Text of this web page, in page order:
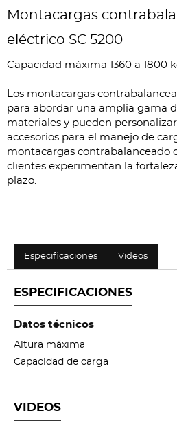
Montacargas
eléctrico SC 5200
Capacidad máxima 1360 a 1800
Los montacargas
para abordar una amplia gama
materiales y pueden
accesorios para el manejo de
montacargas contrabalanceado
clientes experimentan la
plazo.
Especificaciones Videos
ESPECIFICACIONES
Datos técnicos
Altura máxima
Capacidad de carga
VIDEOS